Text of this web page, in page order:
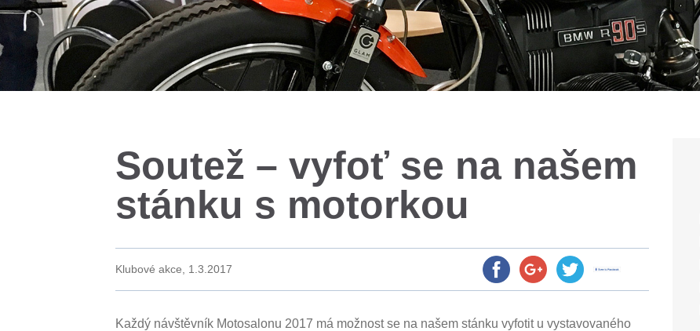
Soutež – vyfoť se na našem
stánku s motorkou
Klubové akce, 1.3.2017
Každý návštěvník Motosalonu 2017 má možnost se na našem stánku vyfotit u vystavovaného